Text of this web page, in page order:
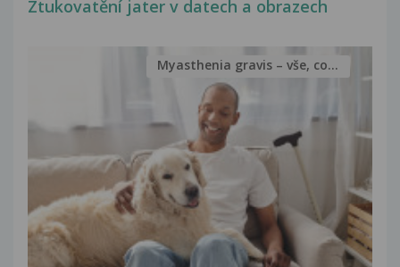
Ztukovatění jater v datech a obrazech
Myasthenia gravis – vše, co...